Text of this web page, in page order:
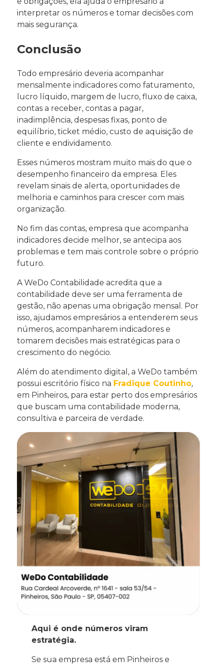
interpretar os números e tomar decisões com
mais segurança.
Conclusão
Todo empresário deveria acompanhar
mensalmente indicadores como faturamento,
lucro líquido, margem de lucro, fluxo de caixa,
contas a receber, contas a pagar,
inadimplência, despesas fixas, ponto de
equilíbrio, ticket médio, custo de aquisição de
cliente e endividamento.
Esses números mostram muito mais do que o
desempenho financeiro da empresa. Eles
revelam sinais de alerta, oportunidades de
melhoria e caminhos para crescer com mais
organização.
No fim das contas, empresa que acompanha
indicadores decide melhor, se antecipa aos
problemas e tem mais controle sobre o próprio
futuro.
A WeDo Contabilidade acredita que a
contabilidade deve ser uma ferramenta de
gestão, não apenas uma obrigação mensal. Por
isso, ajudamos empresários a entenderem seus
números, acompanharem indicadores e
tomarem decisões mais estratégicas para o
crescimento do negócio.
Além do atendimento digital, a WeDo também
possui escritório físico na Fradique Coutinho,
em Pinheiros, para estar perto dos empresários
que buscam uma contabilidade moderna,
consultiva e parceira de verdade.
Aqui é onde números viram
estratégia.
Se sua empresa está em Pinheiros e